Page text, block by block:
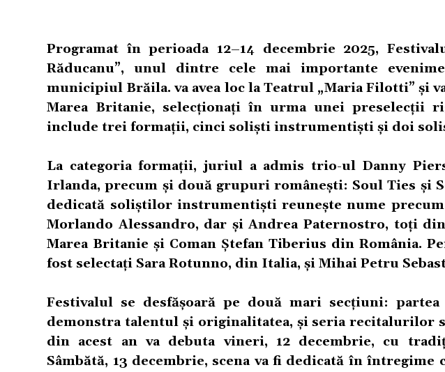
Programat în perioada 12–14 decembrie 2025,
Răducanu”, unul dintre cele mai importante
municipiul Brăila. va avea loc la Teatrul „Maria Filotti” și
Marea Britanie, selecționați în urma unei preselecții
include trei formații, cinci soliști instrumentiști și doi
La categoria formații, juriul a admis trio-ul Danny
Irlanda, precum și două grupuri românești: Soul Ties și
dedicată soliștilor instrumentiști reunește nume
Morlando Alessandro, dar și Andrea Paternostro, toți
Marea Britanie și Coman Ștefan Tiberius din România.
fost selectați Sara Rotunno, din Italia, și Mihai Petru
Festivalul se desfășoară pe două mari secțiuni:
demonstra talentul și originalitatea, și seria recitalurilor
din acest an va debuta vineri, 12 decembrie, cu
Sâmbătă, 13 decembrie, scena va fi dedicată în